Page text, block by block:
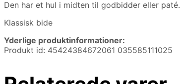
Den har et hul i midten til godbidder eller
Klassisk bide
Yderlige produktinformationer:
Produkt id: 45424384672061 035585111025